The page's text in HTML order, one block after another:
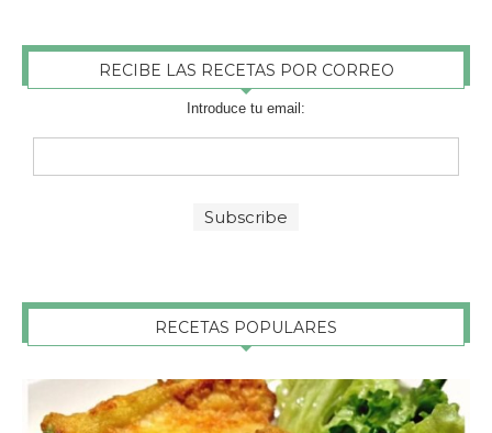
RECIBE LAS RECETAS POR CORREO
Introduce tu email:
RECETAS POPULARES